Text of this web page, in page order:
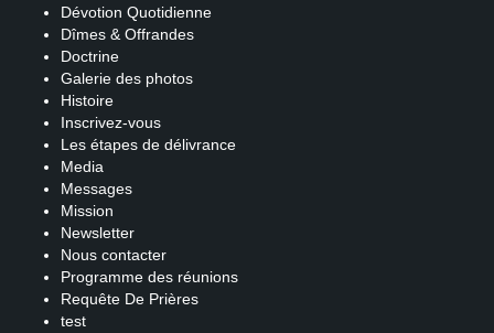
Dévotion Quotidienne
Dîmes & Offrandes
Doctrine
Galerie des photos
Histoire
Inscrivez-vous
Les étapes de délivrance
Media
Messages
Mission
Newsletter
Nous contacter
Programme des réunions
Requête De Prières
test